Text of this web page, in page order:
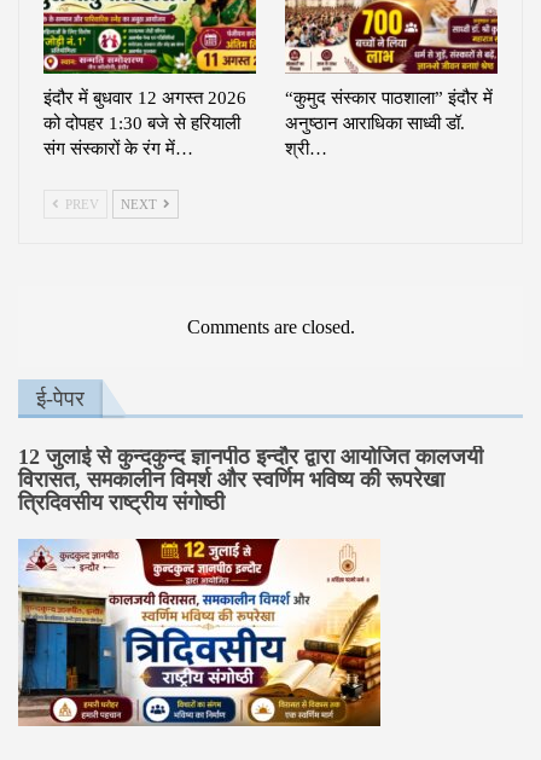
इंदौर में बुधवार 12 अगस्त 2026
को दोपहर 1:30 बजे से हरियाली
संग संस्कारों के रंग में…
“कुमुद संस्कार पाठशाला” इंदौर में
अनुष्ठान आराधिका साध्वी डॉ.
श्री…
PREV NEXT
Comments are closed.
ई-पेपर
12 जुलाई से कुन्दकुन्द ज्ञानपीठ इन्दौर द्वारा आयोजित कालजयी
विरासत, समकालीन विमर्श और स्वर्णिम भविष्य की रूपरेखा
त्रिदिवसीय राष्ट्रीय संगोष्ठी